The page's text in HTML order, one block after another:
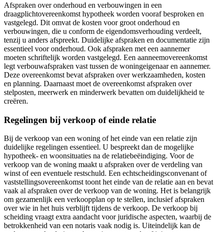
Afspraken over onderhoud en verbouwingen in een
draagplichtovereenkomst hypotheek worden vooraf besproken en
vastgelegd. Dit omvat de kosten voor groot onderhoud en
verbouwingen, die u conform de eigendomsverhouding verdeelt,
tenzij u anders afspreekt. Duidelijke afspraken en documentatie zijn
essentieel voor onderhoud. Ook afspraken met een aannemer
moeten schriftelijk worden vastgelegd. Een aanneemovereenkomst
legt verbouwafspraken vast tussen de woningeigenaar en aannemer.
Deze overeenkomst bevat afspraken over werkzaamheden, kosten
en planning. Daarnaast moet de overeenkomst afspraken over
stelposten, meerwerk en minderwerk bevatten om duidelijkheid te
creëren.
Regelingen bij verkoop of einde relatie
Bij de verkoop van een woning of het einde van een relatie zijn
duidelijke regelingen essentieel. U bespreekt dan de mogelijke
hypotheek- en woonsituaties na de relatiebeëindiging. Voor de
verkoop van de woning maakt u afspraken over de verdeling van
winst of een eventuele restschuld. Een echtscheidingsconvenant of
vaststellingsovereenkomst toont het einde van de relatie aan en bevat
vaak al afspraken over de verkoop van de woning. Het is belangrijk
om gezamenlijk een verkoopplan op te stellen, inclusief afspraken
over wie in het huis verblijft tijdens de verkoop. De verkoop bij
scheiding vraagt extra aandacht voor juridische aspecten, waarbij de
betrokkenheid van een notaris vaak nodig is. Uiteindelijk kan de